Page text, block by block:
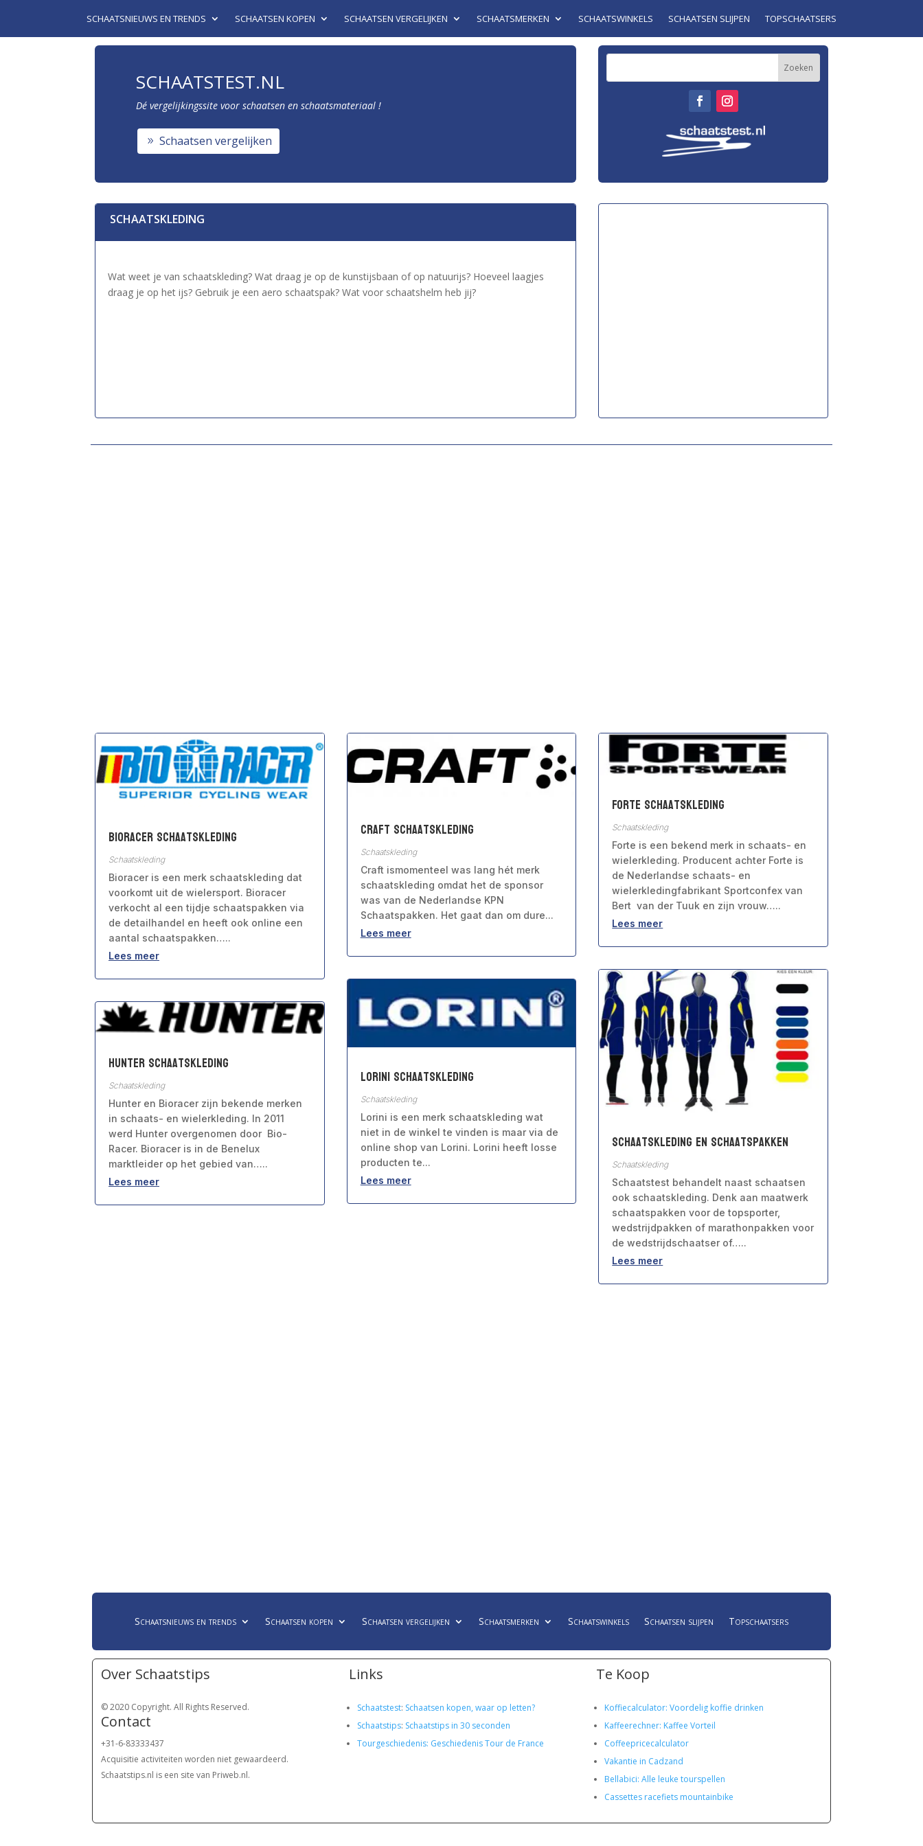
SCHAATSNIEUWS EN TRENDS SCHAATSEN KOPEN SCHAATSEN VERGELIJKEN SCHAATSMERKEN SCHAATSWINKELS SCHAATSEN SLIJPEN TOPSCHAATSERS
SCHAATSTEST.NL
Dé vergelijkingssite voor schaatsen en schaatsmateriaal !
Schaatsen vergelijken
SCHAATSKLEDING
Wat weet je van schaatskleding? Wat draag je op de kunstijsbaan of op natuurijs? Hoeveel laagjes
draag je op het ijs? Gebruik je een aero schaatspak? Wat voor schaatshelm heb jij?
Bioracer Schaatskleding
Schaatskleding
Bioracer is een merk schaatskleding dat
voorkomt uit de wielersport. Bioracer
verkocht al een tijdje schaatspakken via
de detailhandel en heeft ook online een
aantal schaatspakken…..
Lees meer
Hunter Schaatskleding
Schaatskleding
Hunter en Bioracer zijn bekende merken
in schaats- en wielerkleding. In 2011
werd Hunter overgenomen door Bio-
Racer. Bioracer is in de Benelux
marktleider op het gebied van…..
Lees meer
Craft Schaatskleding
Schaatskleding
Craft ismomenteel was lang hét merk
schaatskleding omdat het de sponsor
was van de Nederlandse KPN
Schaatspakken. Het gaat dan om dure...
Lees meer
Lorini Schaatskleding
Schaatskleding
Lorini is een merk schaatskleding wat
niet in de winkel te vinden is maar via de
online shop van Lorini. Lorini heeft losse
producten te...
Lees meer
Forte Schaatskleding
Schaatskleding
Forte is een bekend merk in schaats- en
wielerkleding. Producent achter Forte is
de Nederlandse schaats- en
wielerkledingfabrikant Sportconfex van
Bert van der Tuuk en zijn vrouw…..
Lees meer
Schaatskleding en schaatspakken
Schaatskleding
Schaatstest behandelt naast schaatsen
ook schaatskleding. Denk aan maatwerk
schaatspakken voor de topsporter,
wedstrijdpakken of marathonpakken voor
de wedstrijdschaatser of…..
Lees meer
Schaatsnieuws en trends Schaatsen kopen Schaatsen vergelijken Schaatsmerken Schaatswinkels Schaatsen slijpen Topschaatsers
Over Schaatstips
© 2020 Copyright. All Rights Reserved.
Contact
+31-6-83333437
Acquisitie activiteiten worden niet gewaardeerd.
Schaatstips.nl is een site van Priweb.nl.
Links
Schaatstest: Schaatsen kopen, waar op letten?
Schaatstips: Schaatstips in 30 seconden
Tourgeschiedenis: Geschiedenis Tour de France
Te Koop
Koffiecalculator: Voordelig koffie drinken
Kaffeerechner: Kaffee Vorteil
Coffeepricecalculator
Vakantie in Cadzand
Bellabici: Alle leuke tourspellen
Cassettes racefiets mountainbike